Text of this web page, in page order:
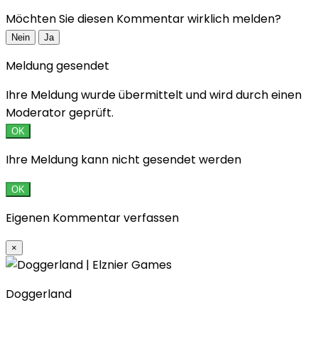
Möchten Sie diesen Kommentar wirklich melden?
Nein Ja
Meldung gesendet
Ihre Meldung wurde übermittelt und wird durch einen
Moderator geprüft.
OK
Ihre Meldung kann nicht gesendet werden
OK
Eigenen Kommentar verfassen
×
Doggerland